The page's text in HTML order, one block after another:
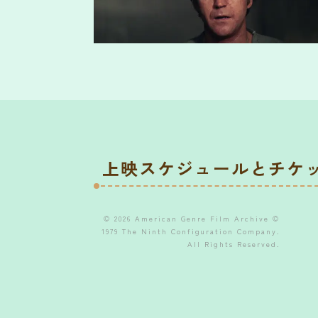
上映スケジュールとチケ
© 2026 American Genre Film Archive ©
1979 The Ninth Configuration Company.
All Rights Reserved.